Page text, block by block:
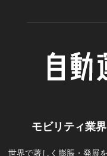
モビリティ業
世界で著しく膨脹・発展